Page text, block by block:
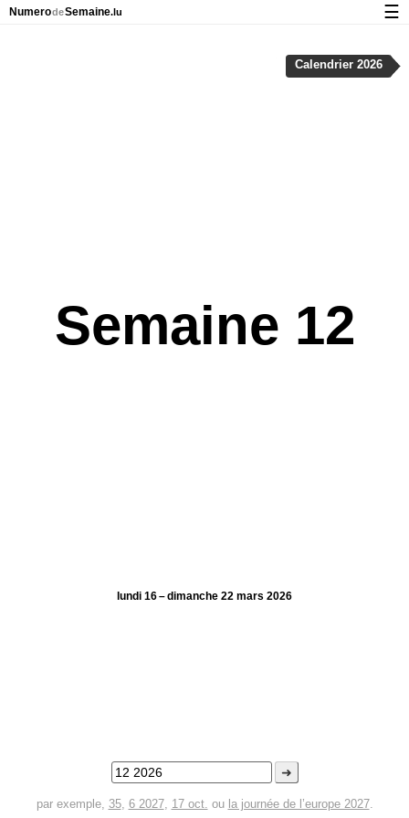
Semaine 12
lundi 16 – dimanche 22 mars 2026
➜
par exemple, 35, 6 2027, 17 oct. ou la journée de l’europe 2027.
Calendrier 2026
NumerodeSemaine.lu ☰